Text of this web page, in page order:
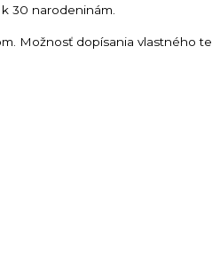
30 narodeninám.
Možnosť dopísania vlastného